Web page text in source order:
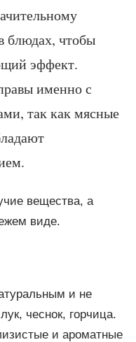
блюдах, чтобы
эффект.
именно с
так как мясные
вещества, а
виде.
и не
чеснок, горчица.
и ароматные